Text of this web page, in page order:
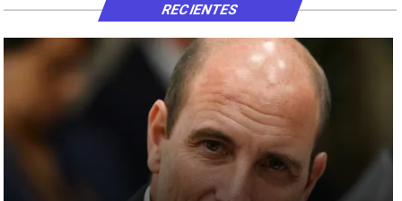
RECIENTES